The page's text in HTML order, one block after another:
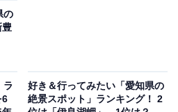
いう発見が随所にあり、世代
です。
いう高齢者ケアの手法にも広
設や学校との連携でも知られ
の
豊
ラ
6
好き＆行ってみたい「愛知県の
絶景スポット」ランキング！ 2